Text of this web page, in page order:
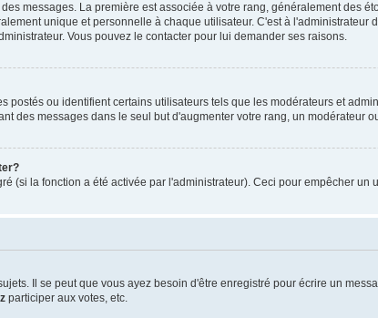
messages. La première est associée à votre rang, généralement des
unique et personnelle à chaque utilisateur. C'est à
Vous pouvez le contacter pour lui demander ses raisons.
ou identifient certains utilisateurs tels que les modérateurs et
des messages dans le seul but d'augmenter votre rang, un modérateur
(si la fonction a été activée par l'administrateur). Ceci pour empêcher un
Il se peut que vous ayez besoin d'être enregistré pour écrire un
participer aux votes, etc.